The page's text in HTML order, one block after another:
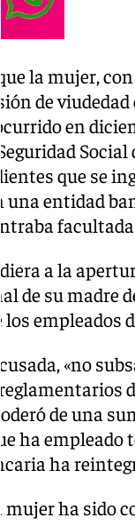
la mujer,
de
en
que se
una entidad
a la
de su madre
los
«no
de una
ha
ha
mujer ha sido